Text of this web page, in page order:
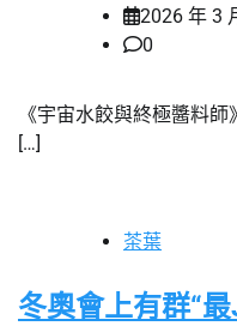
2026 年 3
0
《宇宙水餃與終極醬料
[…]
茶葉
冬奧會上有群“